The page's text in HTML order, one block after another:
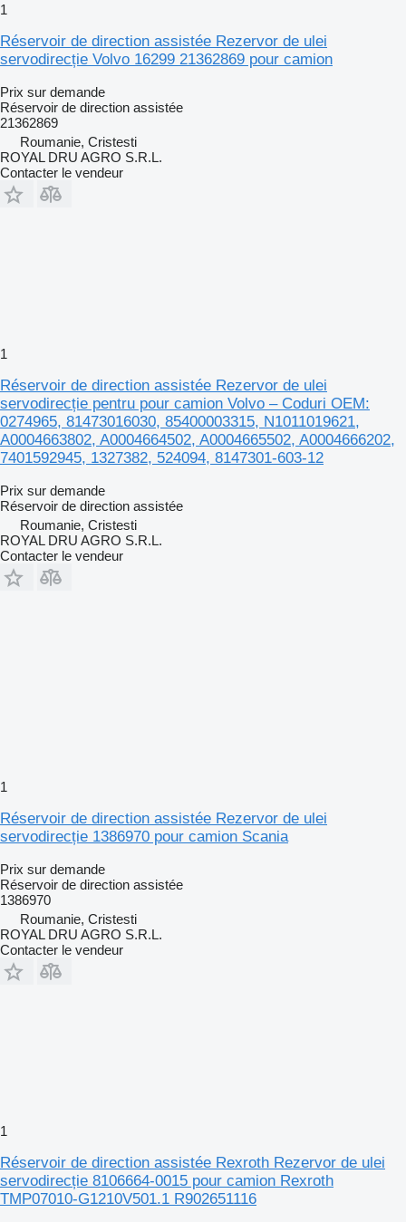
1
Réservoir de direction assistée Rezervor de ulei
servodirecție Volvo 16299 21362869 pour camion
Prix sur demande
Réservoir de direction assistée
21362869
Roumanie, Cristesti
ROYAL DRU AGRO S.R.L.
Contacter le vendeur
1
Réservoir de direction assistée Rezervor de ulei
servodirecție pentru pour camion Volvo – Coduri OEM:
0274965, 81473016030, 85400003315, N1011019621,
A0004663802, A0004664502, A0004665502, A0004666202,
7401592945, 1327382, 524094, 8147301-603-12
Prix sur demande
Réservoir de direction assistée
Roumanie, Cristesti
ROYAL DRU AGRO S.R.L.
Contacter le vendeur
1
Réservoir de direction assistée Rezervor de ulei
servodirecție 1386970 pour camion Scania
Prix sur demande
Réservoir de direction assistée
1386970
Roumanie, Cristesti
ROYAL DRU AGRO S.R.L.
Contacter le vendeur
1
Réservoir de direction assistée Rexroth Rezervor de ulei
servodirecție 8106664-0015 pour camion Rexroth
TMP07010-G1210V501.1 R902651116